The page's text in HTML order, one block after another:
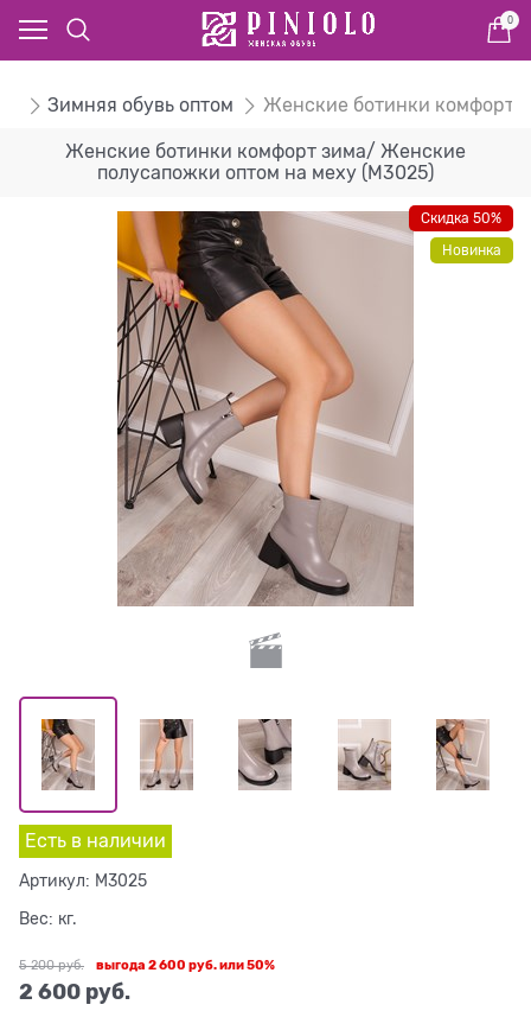
0
Зимняя обувь оптом Женские ботинки комфорт
Женские ботинки комфорт зима/ Женские
полусапожки оптом на меху (M3025)
Скидка 50%
Новинка
Есть в наличии
Артикул: M3025
Вес: кг.
5 200 руб.
2 600 руб.
выгода 2 600 руб.или50%